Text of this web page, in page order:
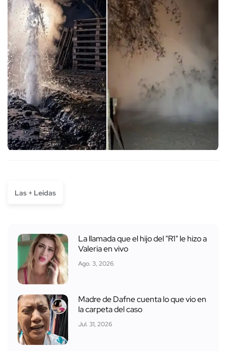
Las + Leídas
La llamada que el hijo del "R1" le hizo a
Valeria en vivo
Ago. 3, 2026
Madre de Dafne cuenta lo que vio en
la carpeta del caso
Jul. 31, 2026